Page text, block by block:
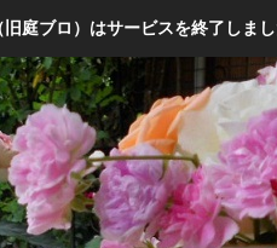
庭ブロ）はサービスを終了しまし